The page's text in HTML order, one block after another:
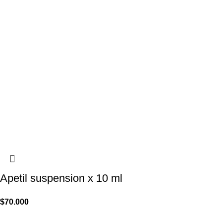
Apetil suspension x 10 ml
$70.000